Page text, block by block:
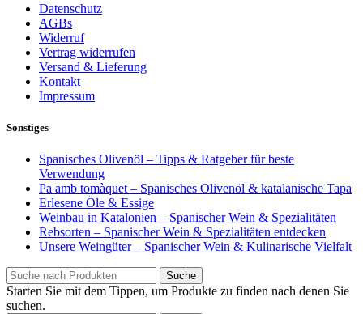
Datenschutz
AGBs
Widerruf
Vertrag widerrufen
Versand & Lieferung
Kontakt
Impressum
Sonstiges
Spanisches Olivenöl – Tipps & Ratgeber für beste
Verwendung
Pa amb tomàquet – Spanisches Olivenöl & katalanische Tapa
Erlesene Öle & Essige
Weinbau in Katalonien – Spanischer Wein & Spezialitäten
Rebsorten – Spanischer Wein & Spezialitäten entdecken
Unsere Weingüter – Spanischer Wein & Kulinarische Vielfalt
Suche
Starten Sie mit dem Tippen, um Produkte zu finden nach denen Sie
suchen.